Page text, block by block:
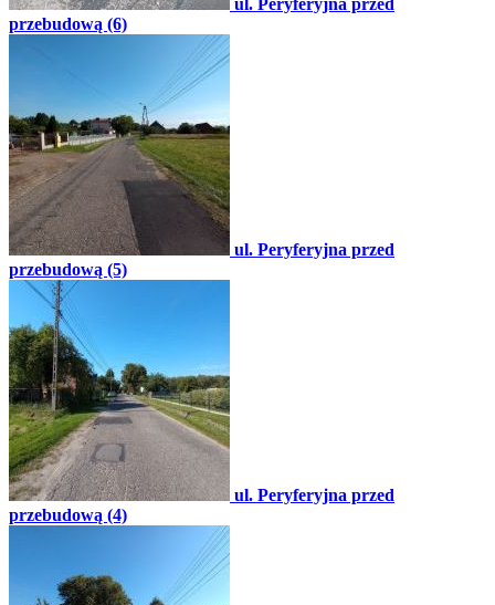
ul. Peryferyjna przed
przebudową (6)
ul. Peryferyjna przed
przebudową (5)
ul. Peryferyjna przed
przebudową (4)